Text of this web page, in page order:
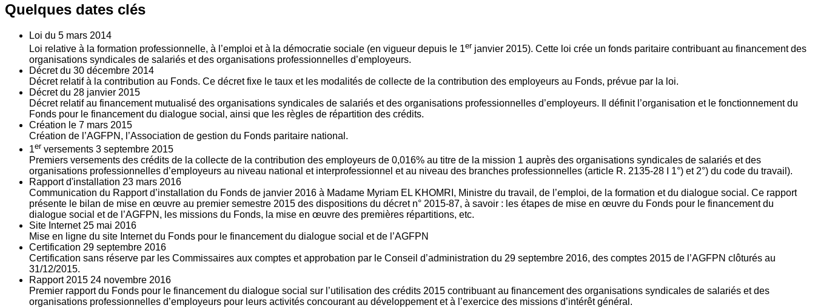
Quelques dates clés
Loi du 5 mars 2014
Loi relative à la formation professionnelle, à l’emploi et à la démocratie sociale (en vigueur depuis le 1er janvier 2015). Cette loi crée un fonds paritaire contribuant au financement des
organisations syndicales de salariés et des organisations professionnelles d’employeurs.
Décret du 30 décembre 2014
Décret relatif à la contribution au Fonds. Ce décret fixe le taux et les modalités de collecte de la contribution des employeurs au Fonds, prévue par la loi.
Décret du 28 janvier 2015
Décret relatif au financement mutualisé des organisations syndicales de salariés et des organisations professionnelles d’employeurs. Il définit l’organisation et le fonctionnement du
Fonds pour le financement du dialogue social, ainsi que les règles de répartition des crédits.
Création le 7 mars 2015
Création de l’AGFPN, l’Association de gestion du Fonds paritaire national.
1er versements 3 septembre 2015
Premiers versements des crédits de la collecte de la contribution des employeurs de 0,016% au titre de la mission 1 auprès des organisations syndicales de salariés et des
organisations professionnelles d’employeurs au niveau national et interprofessionnel et au niveau des branches professionnelles (article R. 2135‐28 I 1°) et 2°) du code du travail).
Rapport d'installation 23 mars 2016
Communication du Rapport d’installation du Fonds de janvier 2016 à Madame Myriam EL KHOMRI, Ministre du travail, de l’emploi, de la formation et du dialogue social. Ce rapport
présente le bilan de mise en œuvre au premier semestre 2015 des dispositions du décret n° 2015-87, à savoir : les étapes de mise en œuvre du Fonds pour le financement du
dialogue social et de l’AGFPN, les missions du Fonds, la mise en œuvre des premières répartitions, etc.
Site Internet 25 mai 2016
Mise en ligne du site Internet du Fonds pour le financement du dialogue social et de l’AGFPN
Certification 29 septembre 2016
Certification sans réserve par les Commissaires aux comptes et approbation par le Conseil d’administration du 29 septembre 2016, des comptes 2015 de l’AGFPN clôturés au
31/12/2015.
Rapport 2015 24 novembre 2016
Premier rapport du Fonds pour le financement du dialogue social sur l’utilisation des crédits 2015 contribuant au financement des organisations syndicales de salariés et des
organisations professionnelles d’employeurs pour leurs activités concourant au développement et à l’exercice des missions d’intérêt général.